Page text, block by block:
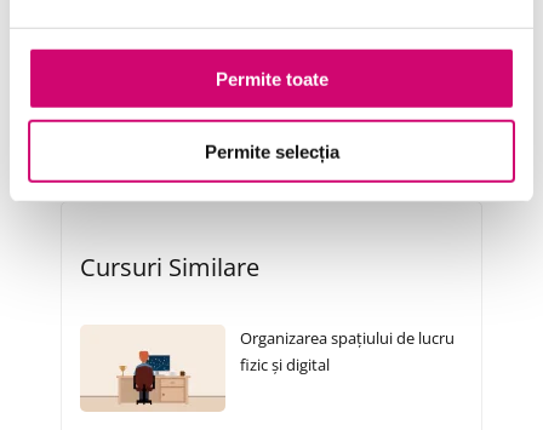
Permite toate
Permite selecția
Vânzări și negocieri
Cursuri Similare
Organizarea spațiului de lucru
fizic și digital